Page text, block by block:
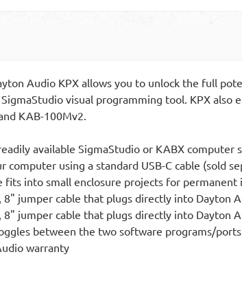
Audio KPX allows you to unlock the full
SigmaStudio visual programming tool. KPX
KAB-100Mv2.
available SigmaStudio or KABX computer
computer using a standard USB-C cable (sold
fits into small enclosure projects for
8" jumper cable that plugs directly into Dayton
8" jumper cable that plugs directly into Dayton
between the two software programs/ports
warranty